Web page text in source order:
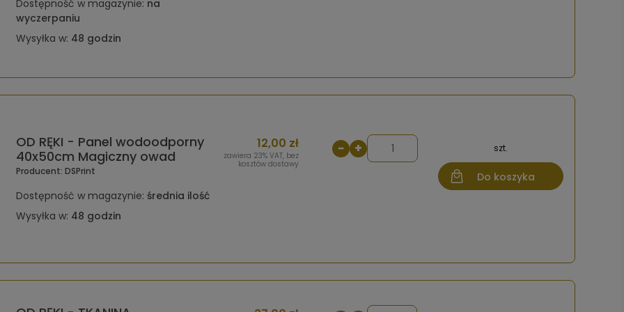
Dostępność w magazynie: na
wyczerpaniu
Wysyłka w: 48 godzin
OD RĘKI - Panel wodoodporny
40x50cm Magiczny owad
Producent: DSPrint
Dostępność w magazynie: średnia ilość
Wysyłka w: 48 godzin
12,00 zł
zawiera 23% VAT, bez
kosztów dostawy
− + szt.
Do koszyka